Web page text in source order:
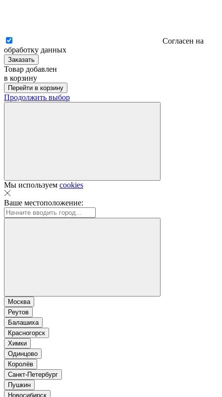
Согласен на
обработку данных
Заказать
Товар добавлен
в корзину
Перейти в корзину
Продолжить выбор
Мы используем cookies
Ваше местоположение:
Москва
Реутов
Балашиха
Красногорск
Химки
Одинцово
Королёв
Санкт-Петербург
Пушкин
Новосибирск